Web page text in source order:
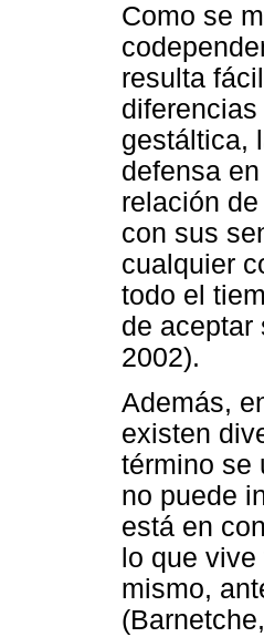
Como se
resulta
gestáltica,
defensa
relación
con sus
cualquier
todo el
de aceptar
2002).
Además,
existen
término se
no puede
está en
lo que
mismo,